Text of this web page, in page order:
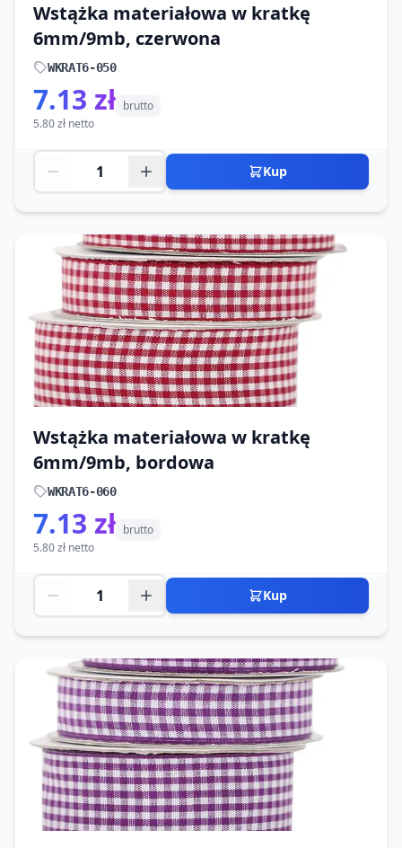
Wstążka materiałowa w kratkę
6mm/9mb, czerwona
WKRAT6-050
7.13 zł brutto
5.80 zł netto
Kup
Wstążka materiałowa w kratkę
6mm/9mb, bordowa
WKRAT6-060
7.13 zł brutto
5.80 zł netto
Kup